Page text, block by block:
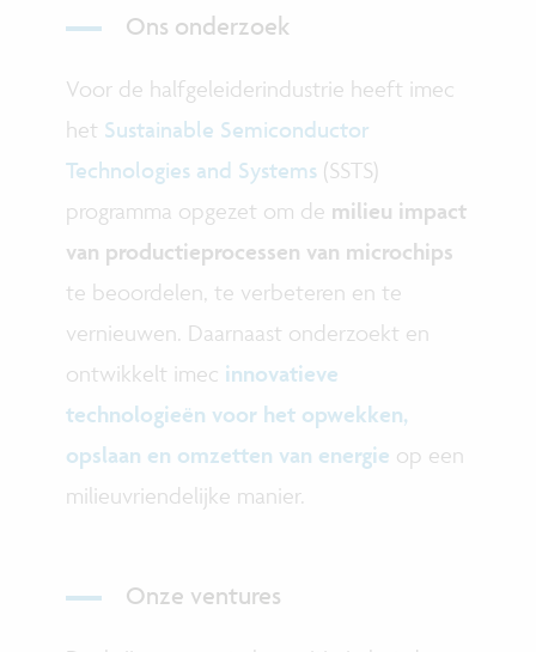
Ons onderzoek
Voor de halfgeleiderindustrie heeft imec
het Sustainable Semiconductor
Technologies and Systems (SSTS)
programma opgezet om de milieu impact
van productieprocessen van microchips
te beoordelen, te verbeteren en te
vernieuwen. Daarnaast onderzoekt en
ontwikkelt imec innovatieve
technologieën voor het opwekken,
opslaan en omzetten van energie op een
milieuvriendelijke manier.
Onze ventures